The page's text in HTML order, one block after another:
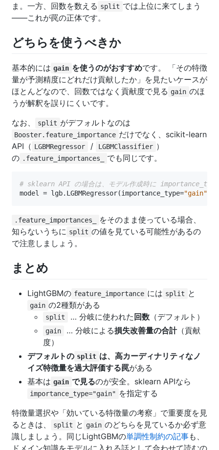
ま。一方、回数を数える split では上位に来てしまう
——これが罠の正体です。
どちらを使うべきか
基本的には gain を使うのがおすすめです。 「その特徴
量が予測精度にどれだけ貢献したか」を見たいケースが
ほとんどなので、回数ではなく貢献度で見る gain のほ
うが解釈を誤りにくいです。
なお、
split がデフォルトなのは
Booster.feature_importance だけでなく、scikit-learn
API（ LGBMRegressor / LGBMClassifier ）
の .feature_importances_ でも同じです。
# sklearn API の場合は、モデル作成時に importance_type
model
= lgb. LGBMRegressor(importance_type="gain"
.feature_importances_
をそのまま使っている場合、
知らないうちに split の値を見ている可能性があるの
で注意しましょう。
まとめ
LightGBMの feature_importance には split と
gain の2種類がある
split … 分岐に使われた 回数（デフォルト）
gain … 分岐による損失改善量の合計（貢献
度）
デフォルトの split は、高カーディナリティなノ
イズ特徴量を過大評価する罠がある
基本は gain で見るのが安全。sklearn APIなら
importance_type="gain" を指定する
特徴量選択や「効いている特徴量の考察」で重要度を見
るときは、
split と gain のどちらを見ているか必ず意
識しましょう。同じLightGBMの単調性制約の記事も、